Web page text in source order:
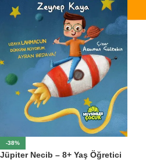
-38%
Jüpiter Necib – 8+ Yaş Öğretici